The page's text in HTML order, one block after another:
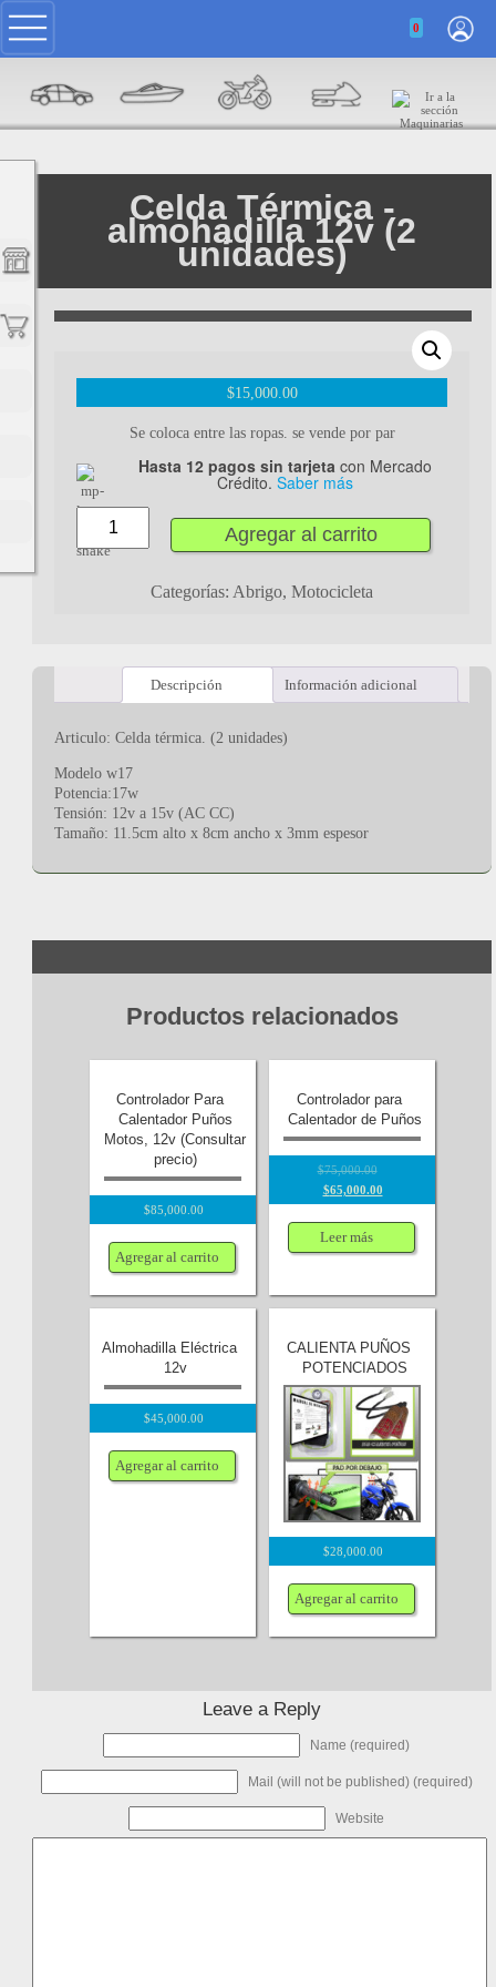
0
Celda Térmica -
almohadilla 12v (2
unidades)
$15,000.00
Se coloca entre las ropas. se vende por par
Hasta 12 pagos sin tarjeta con Mercado
Crédito. Saber más
Agregar al carrito
Categorías: Abrigo, Motocicleta
Descripción Información adicional
Articulo: Celda térmica. (2 unidades)
Modelo w17
Potencia:17w
Tensión: 12v a 15v (AC CC)
Tamaño: 11.5cm alto x 8cm ancho x 3mm espesor
Productos relacionados
Controlador Para
Calentador Puños
Motos, 12v (Consultar
precio)
$85,000.00
Agregar al carrito
Controlador para
Calentador de Puños
$75,000.00
$65,000.00
Leer más
Almohadilla Eléctrica
12v
$45,000.00
Agregar al carrito
CALIENTA PUÑOS
POTENCIADOS
$28,000.00
Agregar al carrito
Leave a Reply
Name (required)
Mail (will not be published) (required)
Website